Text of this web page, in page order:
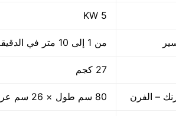
5 KW
من 1 إلى 10 متر في الدقيقة أى من 60 متر إلى 600 متر فى الساعة
27 كجم
– الفرن 80 سم طول × 26 سم عرض × 16 سم ارتفاع